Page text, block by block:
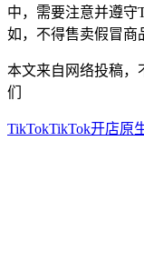
中，需要注意并遵守
如，不得售卖假冒商
本文来自网络投稿，
们
TikTokTikTok开店原